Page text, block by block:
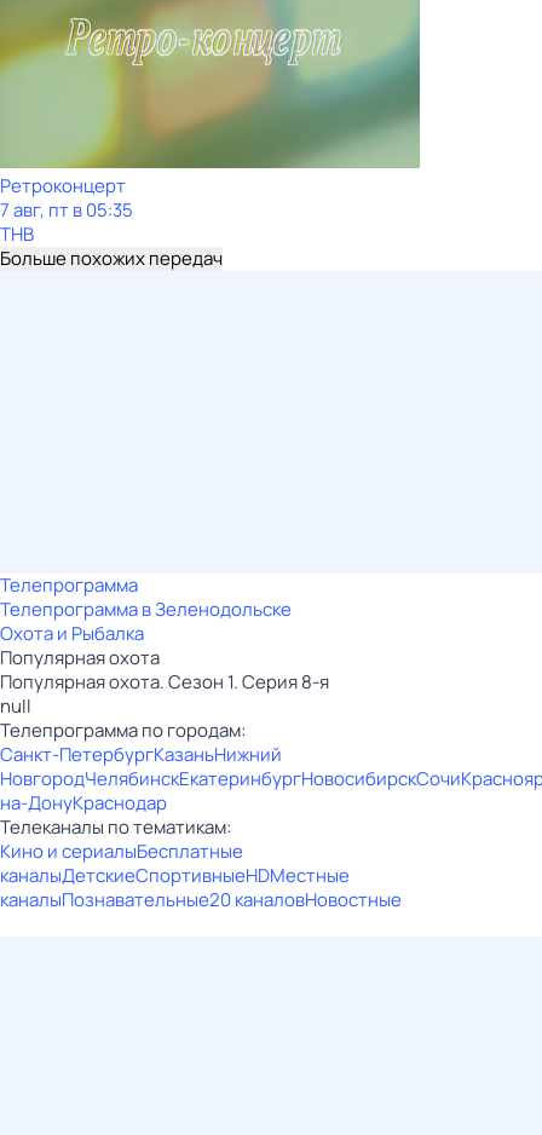
Ретроконцерт
7 авг, пт в 05:35
ТНВ
Больше похожих передач
Телепрограмма
Телепрограмма в Зеленодольске
Охота и Рыбалка
Популярная охота
Популярная охота. Сезон 1. Серия 8-я
null
Телепрограмма по городам:
Санкт-ПетербургКазаньНижний
НовгородЧелябинскЕкатеринбургНовосибирскСочи
на-ДонуКраснодар
Телеканалы по тематикам:
Кино и сериалыБесплатные
каналыДетскиеСпортивныеHDМестные
каналыПознавательные20 каналовНовостные